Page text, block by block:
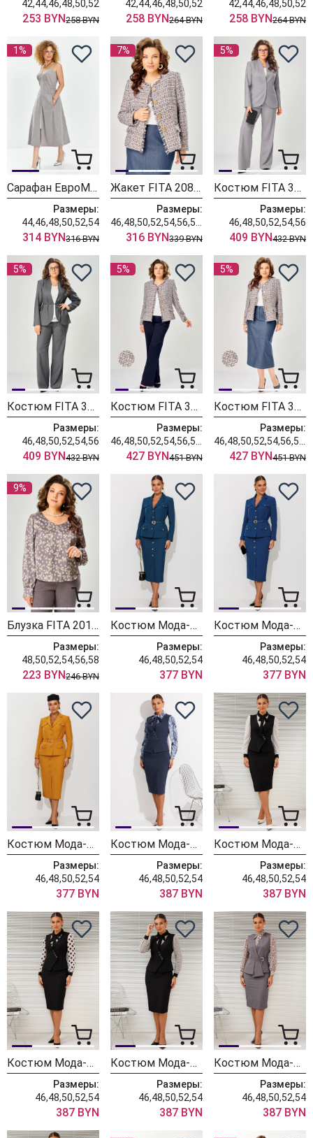
42,44,46,48,50,52
253 BYN258 BYN
42,44,46,48,50,52
258 BYN264 BYN
42,44,46,48,50,52
258 BYN264 BYN
1%
Сарафан ЕвроМода 741 серый + розовая полоска
Размеры:
44,46,48,50,52,54
314 BYN316 BYN
7%
Жакет FITA 20803 бежевый + деним
Размеры:
316 BYN339 BYN
5%
Костюм FITA 3402 серо-бежевый
Размеры:
46,48,50,52,54,56
409 BYN432 BYN
5%
Костюм FITA 3401 графитовый
Размеры:
46,48,50,52,54,56
409 BYN432 BYN
5%
Костюм FITA 3362 сине-бежевый
Размеры:
427 BYN451 BYN
5%
Костюм FITA 3361 бежевый + деним
Размеры:
427 BYN451 BYN
9%
Блузка FITA 20181
Размеры:
48,50,52,54,56,58
223 BYN246 BYN
Костюм Мода-Юрс 26-2935 темная бирюза
Размеры:
46,48,50,52,54
377 BYN
Костюм Мода-Юрс 26-2935 синий
Размеры:
46,48,50,52,54
377 BYN
Костюм Мода-Юрс 26-2935 горчица
Размеры:
46,48,50,52,54
377 BYN
Костюм Мода-Юрс 26-2766 пыльно-синий
Размеры:
46,48,50,52,54
387 BYN
Костюм Мода-Юрс 26-2766 черный + мелкий горох
Размеры:
46,48,50,52,54
387 BYN
Костюм Мода-Юрс 26-2766 черный + крупный горох
Размеры:
46,48,50,52,54
387 BYN
Костюм Мода-Юрс 26-2766 черный + цветы
Размеры:
46,48,50,52,54
387 BYN
Костюм Мода-Юрс 26-2538 серый + цветы
Размеры:
46,48,50,52,54
387 BYN